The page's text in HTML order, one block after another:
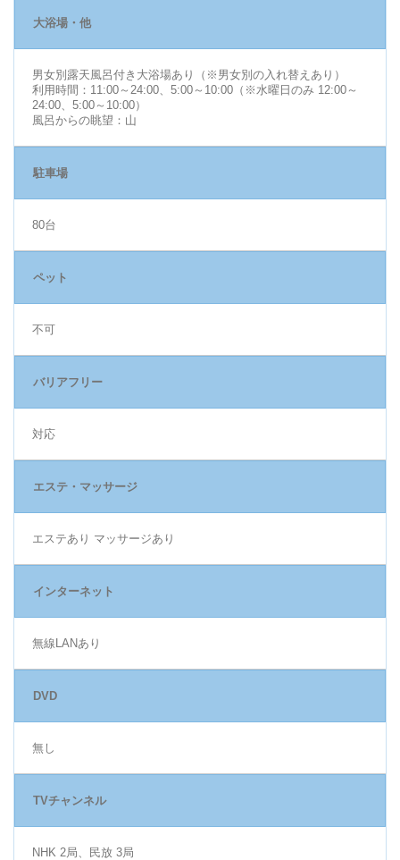
大浴場・他
男女別露天風呂付き大浴場あり（※男女別の入れ替えあり）
利用時間：11:00～24:00、5:00～10:00（※水曜日のみ 12:00～
24:00、5:00～10:00）
風呂からの眺望：山
駐車場
80台
ペット
不可
バリアフリー
対応
エステ・マッサージ
エステあり マッサージあり
インターネット
無線LANあり
DVD
無し
TVチャンネル
NHK 2局、民放 3局